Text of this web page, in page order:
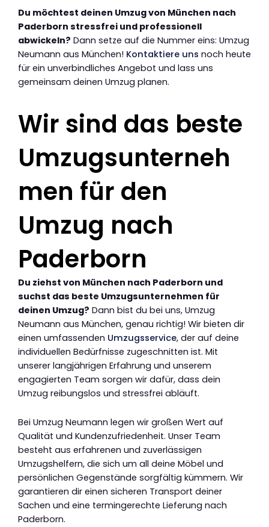
Du möchtest deinen Umzug von München nach
Paderborn stressfrei und professionell
abwickeln? Dann setze auf die Nummer eins: Umzug
Neumann aus München! Kontaktiere uns noch heute
für ein unverbindliches Angebot und lass uns
gemeinsam deinen Umzug planen.
Wir sind das beste
Umzugsunterneh
men für den
Umzug nach
Paderborn
Du ziehst von München nach Paderborn und
suchst das beste Umzugsunternehmen für
deinen Umzug? Dann bist du bei uns, Umzug
Neumann aus München, genau richtig! Wir bieten dir
einen umfassenden Umzugsservice, der auf deine
individuellen Bedürfnisse zugeschnitten ist. Mit
unserer langjährigen Erfahrung und unserem
engagierten Team sorgen wir dafür, dass dein
Umzug reibungslos und stressfrei abläuft.
Bei Umzug Neumann legen wir großen Wert auf
Qualität und Kundenzufriedenheit. Unser Team
besteht aus erfahrenen und zuverlässigen
Umzugshelfern, die sich um all deine Möbel und
persönlichen Gegenstände sorgfältig kümmern. Wir
garantieren dir einen sicheren Transport deiner
Sachen und eine termingerechte Lieferung nach
Paderborn.